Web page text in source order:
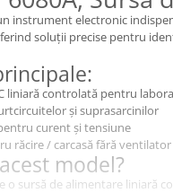
instrument electronic
soluții precise pentru
liniară controlată pentru
și suprasarcinilor
curent și tensiune
răcire / carcasă fără ventilator
model?
o sursă de alimentare liniară